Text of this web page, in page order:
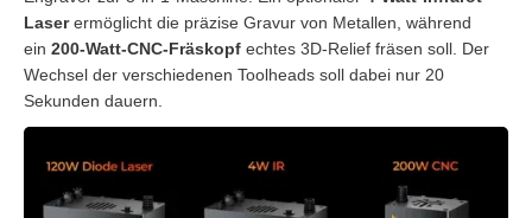
Laserermöglicht die präzise Gravur von Metallen, während
ein 200-Watt-CNC-Fräskopf echtes 3D-Relief fräsen soll. Der
Wechsel der verschiedenen Toolheads soll dabei nur 20
Sekunden dauern.